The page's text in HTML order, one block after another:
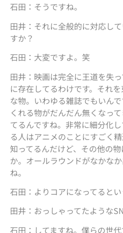
石田：そうですね。
田井：それに全般的に対応し
すか？
石田：大変ですよ。笑
田井：映画は完全に王道を失
に存在してるわけです。それ
な物。いわゆる雑誌でもいん
くれる物がだんだん無くなっ
てるんですね。非常に細分化
る人はアニメのことにすごく
知ってるんだけど、その他の
か。オールラウンドがなかな
ね。
石田：よりコアになってるとい
田井：おっしゃってたような
石田：してますね。僕らの世